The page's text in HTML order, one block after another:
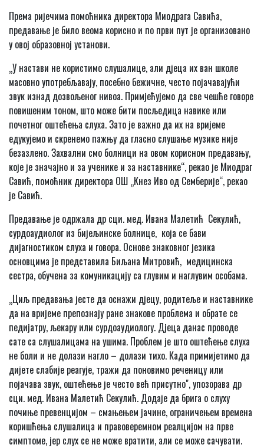
Према ријечима помоћника директора Миодрага Савића,
предавање је било веома корисно и по први пут је организовано
у овој образовној установи.
„У настави не користимо слушалице, али дјеца их ван школе
масовно употребљавају, посебно бежичне, често појачавајући
звук изнад дозвољеног нивоа. Примјећујемо да све чешће говоре
повишеним тоном, што може бити посљедица навике или
почетног оштећења слуха. Зато је важно да их на вријеме
едукујемо и скренемо пажњу да гласно слушање музике није
безазлено. Захвални смо болници на овом корисном предавању,
које је значајно и за ученике и за наставнике“, рекао је Миодраг
Савић, помоћник директора ОШ „Кнез Иво од Семберије“, рекао
је Савић.
Предавање је одржала др сци. мед. Ивана Малетић Секулић,
сурдоаудиолог из бијељинске болнице, која се бави
дијагностиком слуха и говора. Основе знаковног језика
основцима је представила Биљана Митровић, медицинска
сестра, обучена за комуникацију са глувим и наглувим особама.
„Циљ предавања јесте да оснажи дјецу, родитеље и наставнике
да на вријеме препознају ране знакове проблема и обрате се
педијатру, љекару или сурдоаудиологу. Дјеца данас проводе
сате са слушалицама на ушима. Проблем је што оштећење слуха
не боли и не долази нагло – долази тихо. Када примијетимо да
дијете слабије реагује, тражи да поновимо реченицу или
појачава звук, оштећење је често већ присутно", упозорава др
сци. мед. Ивана Малетић Секулић. Додаје да брига о слуху
почиње превенцијом – смањењем јачине, ограничењем времена
коришћења слушалица и правоверемном реалцијом на прве
симптоме, јер слух се не може вратити, али се може сачувати.